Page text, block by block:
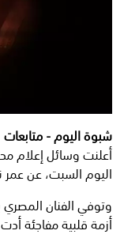
شبوة اليوم - متابعات
أعلنت وسائل إعلام
اليوم السبت، عن عمر ناهز 89 عامًا؛ إثر أزمة
وتوفي الفنان المصري
أزمة قلبية مفاجئة